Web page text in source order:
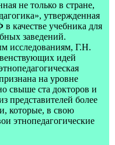
не только в стране,
утвержденная
в качестве учебника для
заведений.
исследованиям, Г.Н.
идей
на уровне
свыше ста докторов и
представителей более
которые, в свою
этнопедагогические